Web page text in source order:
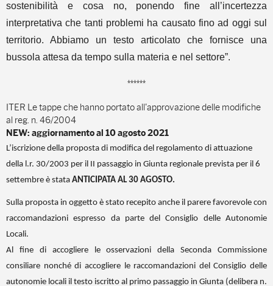
sostenibilità e cosa no, ponendo fine all’incertezza
interpretativa che tanti problemi ha causato fino ad oggi sul
territorio. Abbiamo un testo articolato che fornisce una
bussola attesa da tempo sulla materia e nel settore”.
******
ITER Le tappe che hanno portato all'approvazione delle modifiche
al reg. n. 46/2004
NEW: aggiornamento al 10 agosto 2021
L’iscrizione della proposta di modifica del regolamento di attuazione
della l.r. 30/2003 per il II passaggio in Giunta regionale prevista per il 6
settembre è stata ANTICIPATA AL 30 AGOSTO.
Sulla proposta in oggetto è stato recepito anche il parere favorevole con
raccomandazioni espresso da parte del Consiglio delle Autonomie
Locali.
Al fine di accogliere le osservazioni della Seconda Commissione
consiliare nonché di accogliere le raccomandazioni del Consiglio delle
autonomie locali il testo iscritto al primo passaggio in Giunta (delibera n.